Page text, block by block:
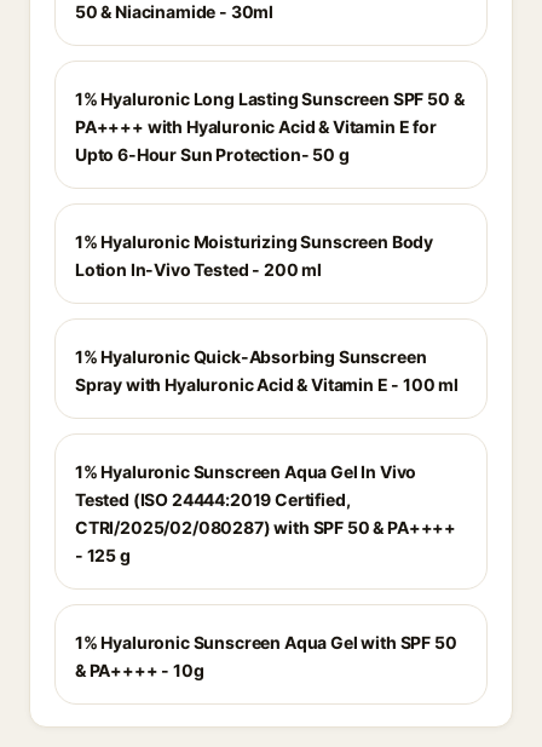
50 & Niacinamide - 30ml
1% Hyaluronic Long Lasting Sunscreen SPF 50 &
PA++++ with Hyaluronic Acid & Vitamin E for
Upto 6-Hour Sun Protection- 50 g
1% Hyaluronic Moisturizing Sunscreen Body
Lotion In-Vivo Tested - 200 ml
1% Hyaluronic Quick-Absorbing Sunscreen
Spray with Hyaluronic Acid & Vitamin E - 100 ml
1% Hyaluronic Sunscreen Aqua Gel In Vivo
Tested (ISO 24444:2019 Certified,
CTRI/2025/02/080287) with SPF 50 & PA++++
- 125 g
1% Hyaluronic Sunscreen Aqua Gel with SPF 50
& PA++++ - 10g